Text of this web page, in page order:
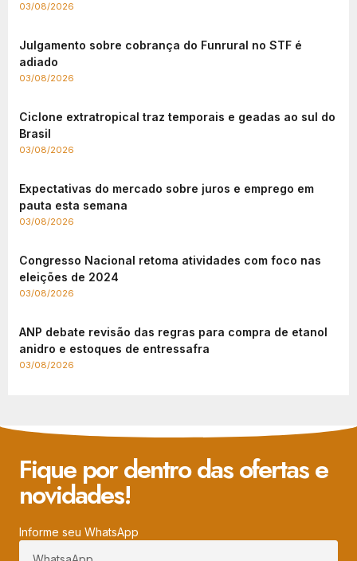
03/08/2026
Julgamento sobre cobrança do Funrural no STF é
adiado
03/08/2026
Ciclone extratropical traz temporais e geadas ao sul do
Brasil
03/08/2026
Expectativas do mercado sobre juros e emprego em
pauta esta semana
03/08/2026
Congresso Nacional retoma atividades com foco nas
eleições de 2024
03/08/2026
ANP debate revisão das regras para compra de etanol
anidro e estoques de entressafra
03/08/2026
Fique por dentro das ofertas e
novidades!
Informe seu WhatsApp